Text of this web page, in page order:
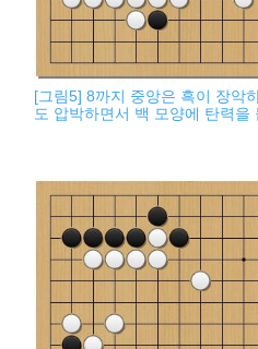
[그림5] 8까지 중앙은 흑이 장악
도 압박하면서 백 모양에 탄력을